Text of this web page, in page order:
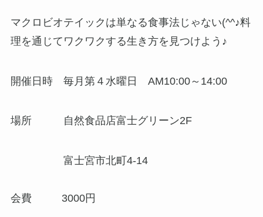
マクロビオテイックは単なる食事法じゃない(^^♪料
理を通じてワクワクする生き方を見つけよう♪
開催日時 毎月第４水曜日 AM10:00～14:00
場所 自然食品店富士グリーン2F
富士宮市北町4-14
会費 3000円